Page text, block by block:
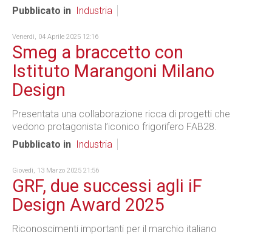
Pubblicato in
Industria
Venerdì, 04 Aprile 2025 12:16
Smeg a braccetto con
Istituto Marangoni Milano
Design
Presentata una collaborazione ricca di progetti che
vedono protagonista l’iconico frigorifero FAB28.
Pubblicato in
Industria
Giovedì, 13 Marzo 2025 21:56
GRF, due successi agli iF
Design Award 2025
Riconoscimenti importanti per il marchio italiano